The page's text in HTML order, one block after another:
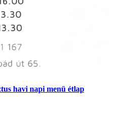
havi napi menü étlap